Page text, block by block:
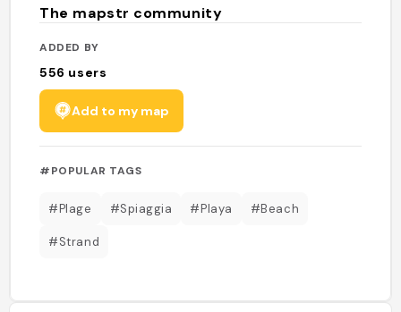
The mapstr community
ADDED BY
556 users
Add to my map
#POPULAR TAGS
#Plage #Spiaggia #Playa #Beach
#Strand